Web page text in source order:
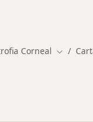
Corneal Cambiar